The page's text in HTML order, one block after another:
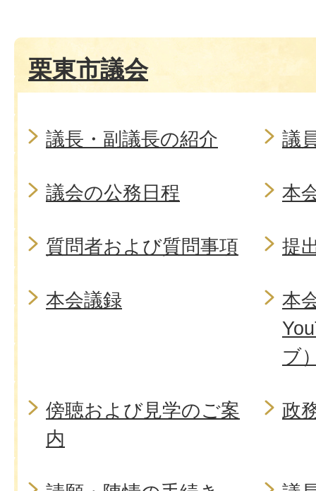
栗東市議会
議長・副議長の紹介 議
議会の公務日程 本
質問者および質問事項 提
本会議録
本
ブ
傍聴および見学のご案
内
政